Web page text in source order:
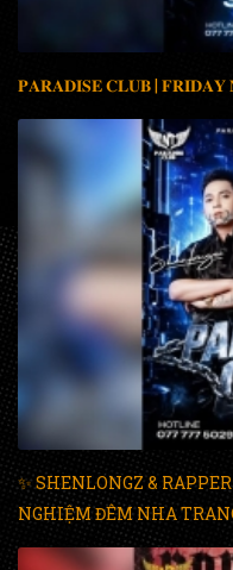
𝐏𝐀𝐑𝐀𝐃𝐈𝐒𝐄 𝐂𝐋𝐔𝐁 | 𝐅𝐑𝐈𝐃𝐀𝐘
✨ SHENLONGZ &
NGHIỆM ĐÊM NHA